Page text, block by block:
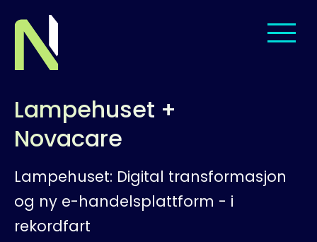
Om oss
Leveranser
Lampehuset +
Novacare
Lampehuset: Digital transformasjon
og ny e-handelsplattform - i
rekordfart